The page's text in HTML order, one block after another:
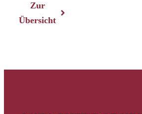
Zur
Übersicht